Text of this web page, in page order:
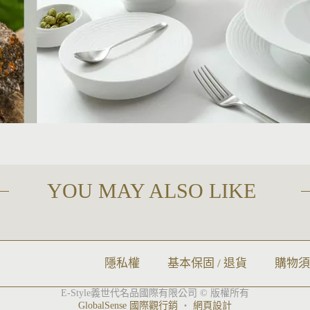
YOU MAY ALSO LIKE
隱私權 基本保固 / 退貨 購物
E-Style義世代名品國際有限公司 © 版權所有
GlobalSense 國際觀行銷 ‧ 網頁設計